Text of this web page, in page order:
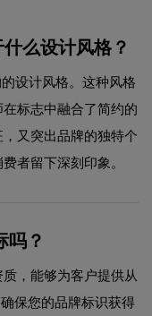
么设计风格？
设计风格。这种风格
标志中融合了简约的
又突出品牌的独特个
者留下深刻印象。
吗？
，能够为客户提供从
保您的品牌标识获得